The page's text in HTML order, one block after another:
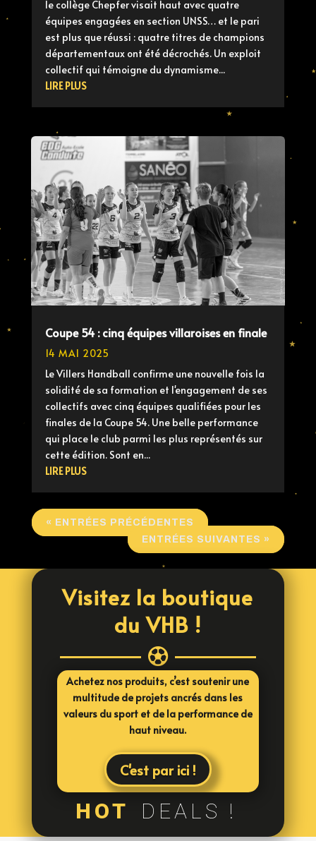
le collège Chepfer visait haut avec quatre
équipes engagées en section UNSS… et le pari
est plus que réussi : quatre titres de champions
départementaux ont été décrochés. Un exploit
collectif qui témoigne du dynamisme...
LIRE PLUS
Coupe 54 : cinq équipes villaroises en finale
14 MAI 2025
Le Villers Handball confirme une nouvelle fois la
solidité de sa formation et l'engagement de ses
collectifs avec cinq équipes qualifiées pour les
finales de la Coupe 54. Une belle performance
qui place le club parmi les plus représentés sur
cette édition. Sont en...
LIRE PLUS
« ENTRÉES PRÉCÉDENTES
ENTRÉES SUIVANTES »
Visitez la boutique
du VHB !

Achetez nos produits, c’est soutenir une
multitude de projets ancrés dans les
valeurs du sport et de la performance de
haut niveau.
C'est par ici !
HOT DEALS !